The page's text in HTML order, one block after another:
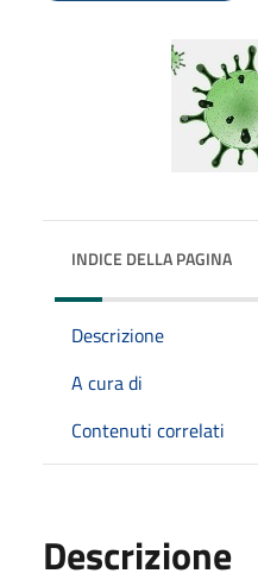
INDICE DELLA PAGINA
Descrizione
A cura di
Contenuti correlati
Descrizione